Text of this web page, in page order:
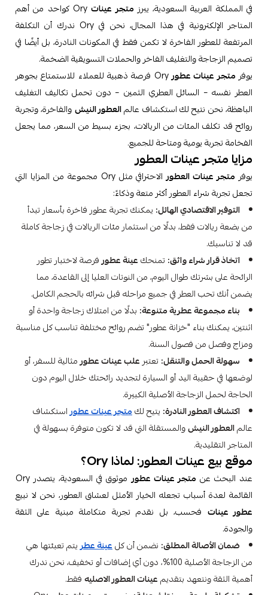
في المملكة العربية السعودية، يبرز متجر عينات
Ory كواحد من أهم
المتاجر الإلكترونية في هذا المجال، نحن في Ory ندرك أن التكلفة
المرتفعة للعطور الفاخرة لا تكمن فقط في المكونات النادرة، بل أيضًا في
تصميم الزجاجة والتغليف الفاخر والحملات التسويقية الضخمة.
يوفر متجر عينات عطور
Ory فرصة ذهبية للعملاء للاستمتاع بجوهر
العطر نفسه – السائل العطري الثمين – دون تحمل تكاليف التغليف
الباهظة، نحن نتيح لك استكشاف عالمالعطور النيشوالفاخرة، وتجربة
روائح قد تكلف المئات من الريالات، بجزء بسيط من السعر، مما يجعل
الفخامة تجربة يومية ومتاحة للجميع.
مزايا متجر عينات العطور
يوفر متجر عينات العطور
الاحترافي مثل Ory مجموعة من المزايا التي
تجعل تجربة شراء العطور أكثر متعة وذكاءً:
التوفير الاقتصادي الهائل: يمكنك تجربة عطور فاخرة بأسعار تبدأ
من بضعة ريالات فقط، بدلًا من استثمار مئات الريالات في زجاجة كاملة
قد لا تناسبك.
اتخاذ قرار شراء واثق:تمنحكعينة عطورفرصة لاختبار تطور
الرائحة على بشرتك طوال اليوم، من النوتات العليا إلى القاعدة، مما
يضمن أنك تحب العطر في جميع مراحله قبل شرائه بالحجم الكامل.
بناء مجموعة عطرية متنوعة: بدلًا من امتلاك زجاجة واحدة أو
اثنتين، يمكنك بناء "خزانة عطور" تضم روائح مختلفة تناسب كل مناسبة
ومزاج وفصل من فصول السنة.
سهولة الحمل والتنقل:تعتبر علب عينات عطورمثالية للسفر، أو
لوضعها في حقيبة اليد أو السيارة لتجديد رائحتك خلال اليوم دون
الحاجة لحمل الزجاجة الأصلية الكبيرة.
اكتشاف العطور النادرة: يتيح لكمتجر عينات عطوراستكشاف
عالمالعطور النيشوالمستقلة التي قد لا تكون متوفرة بسهولة في
المتاجر التقليدية.
موقع بيع عينات العطور: لماذا Ory؟
عند البحث عن متجر عينات عطور
موثوق في السعودية، يتصدر Ory
القائمة لعدة أسباب تجعله الخيار الأمثل لعشاق العطور، نحن لا نبيع
عطور عينات فحسب، بل نقدم تجربة متكاملة مبنية على الثقة
والجودة.
ضمان الأصالة المطلق: نضمن أن كلعينة عطريتم تعبئتها هي
من الزجاجة الأصلية 100%، دون أي إضافات أو تخفيف، نحن ندرك
أهمية الثقة ونتعهد بتقديمعينات العطور الاصليهفقط.